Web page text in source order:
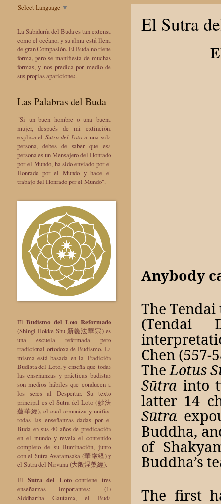
El Sutra
Anybody
The Tendai
(Tendai
Chen (557-
TheLotus
Sūtra into
latter 14
Sūtra
Buddha,
of
Buddha’s
The first
Select Language ▼
La Sabiduría del Buda es tan extensa
como el océano, y su alma está llena
de gran Compasión. El Buda no tiene
forma, pero se manifiesta de muchas
formas, y nos predica por medio de
sus propias apariciones.
Las Palabras del Buda
"Si un buen hombre o una buena
mujer, después de mi extinción,
explica el Sutra del Lotoa una sola
persona, debes de saber que esa
persona es un Mensajero del Honrado
por el Mundo, ha sido enviado por el
Honrado por el Mundo y hace el
trabajo del Honrado por el Mundo".
ElBudismo del Loto Reformado
(Shingi Hokke Shu 新義法華宗) es
una escuela reformada pero
tradicional ortodoxa de Budismo. La
misma está basada en la Tradición
Budista del Loto, y enseña que todas
las enseñanzas y prácticas budistas
son medios hábiles que conducen a
los seres al Despertar. Su texto
principal es el Sutra del Loto (妙法
蓮華經), el cual armoniza y unifica
todas las enseñanzas dadas por el
Buda en sus 40 años de predicación
en el mundo y revela el contenido
completo de su Iluminación, junto
con el Sutra Avatamsaka (華厳経) y
el Sutra del Nirvana (大般涅槃經).
El Sutra del Lotocontiene tres
enseñanzas importantes: (1)
Siddhartha Gautama, el Buda